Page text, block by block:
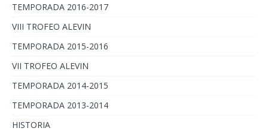
TEMPORADA 2016-2017
VIII TROFEO ALEVIN
TEMPORADA 2015-2016
VII TROFEO ALEVIN
TEMPORADA 2014-2015
TEMPORADA 2013-2014
HISTORIA